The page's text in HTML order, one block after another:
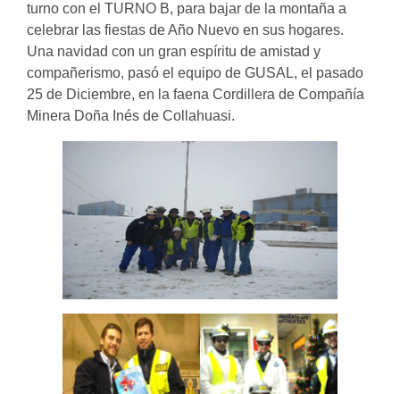
turno con el TURNO B, para bajar de la montaña a
celebrar las fiestas de Año Nuevo en sus hogares.
Una navidad con un gran espíritu de amistad y
compañerismo, pasó el equipo de GUSAL, el pasado
25 de Diciembre, en la faena Cordillera de Compañía
Minera Doña Inés de Collahuasi.